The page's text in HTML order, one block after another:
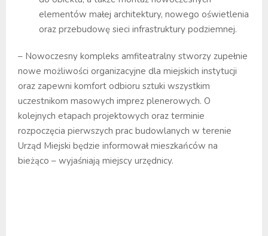
elementów małej architektury, nowego oświetlenia
oraz przebudowę sieci infrastruktury podziemnej.
– Nowoczesny kompleks amfiteatralny stworzy zupełnie
nowe możliwości organizacyjne dla miejskich instytucji
oraz zapewni komfort odbioru sztuki wszystkim
uczestnikom masowych imprez plenerowych. O
kolejnych etapach projektowych oraz terminie
rozpoczęcia pierwszych prac budowlanych w terenie
Urząd Miejski będzie informował mieszkańców na
bieżąco – wyjaśniają miejscy urzędnicy.